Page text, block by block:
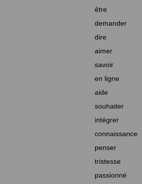
être
demander
dire
aimer
savoir
en ligne
aide
souhaiter
intégrer
connaissance
penser
tristesse
passionné